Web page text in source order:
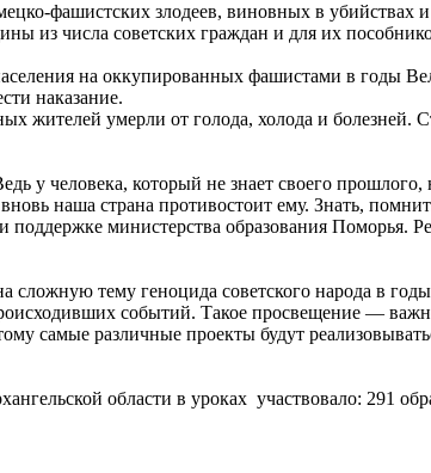
фашистских злодеев, виновных в убийствах и
из числа советских граждан и для их
на оккупированных фашистами в годы
наказание.
жителей умерли от голода, холода и болезней.
у человека, который не знает своего прошлого,
наша страна противостоит ему. Знать,
поддержке министерства образования Поморья.
тему геноцида советского народа в
событий. Такое просвещение —
самые различные проекты будут
области в уроках участвовало: 291